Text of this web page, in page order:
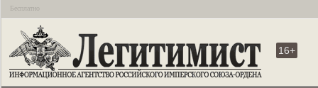
Бесплатно
16+